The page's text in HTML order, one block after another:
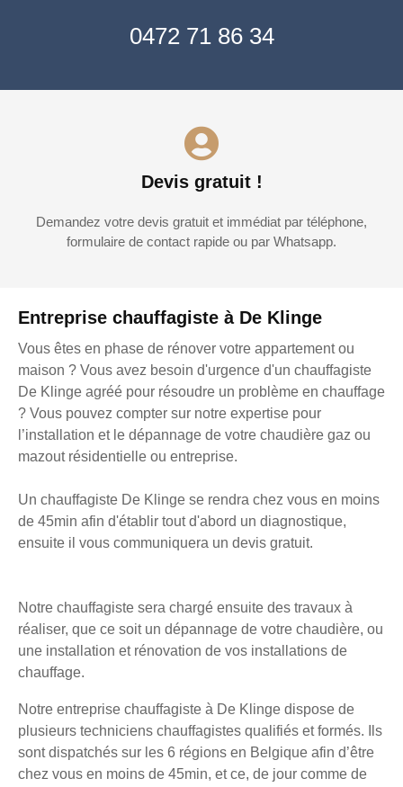
Entreprise chauffagiste à De Klinge
Vous êtes en phase de rénover votre appartement ou
maison ? Vous avez besoin d'urgence d'un chauffagiste
De Klinge agréé pour résoudre un problème en chauffage
? Vous pouvez compter sur notre expertise pour
l’installation et le dépannage de votre chaudière gaz ou
mazout résidentielle ou entreprise.
Un chauffagiste De Klinge se rendra chez vous en moins
de 45min afin d'établir tout d'abord un diagnostique,
ensuite il vous communiquera un devis gratuit.
Notre chauffagiste sera chargé ensuite des travaux à
réaliser, que ce soit un dépannage de votre chaudière, ou
une installation et rénovation de vos installations de
chauffage.
Notre entreprise chauffagiste à De Klinge dispose de
plusieurs techniciens chauffagistes qualifiés et formés. Ils
sont dispatchés sur les 6 régions en Belgique afin d’être
chez vous en moins de 45min, et ce, de jour comme de
0472 71 86 34
Devis gratuit !
Demandez votre devis gratuit et immédiat par téléphone,
formulaire de contact rapide ou par Whatsapp.